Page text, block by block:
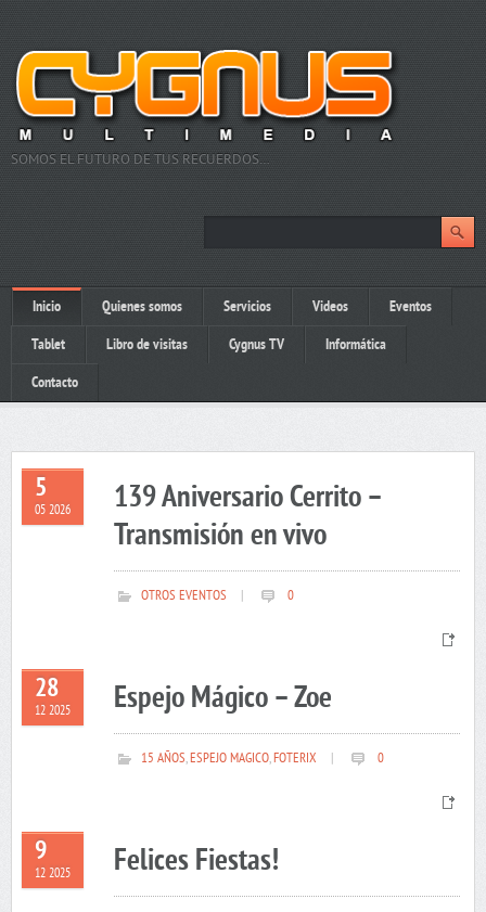
SOMOS EL FUTURO DE TUS RECUERDOS…
Inicio Quienes somos Servicios Videos Eventos
Tablet Libro de visitas Cygnus TV Informática
Contacto
5
05 2026
139 Aniversario Cerrito –
Transmisión en vivo
OTROS EVENTOS 0
28
12 2025 Espejo Mágico – Zoe
15 AÑOS,ESPEJO MAGICO,FOTERIX 0
9
12 2025 Felices Fiestas!